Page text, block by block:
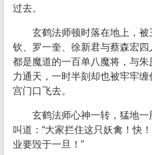
过去。
玄鹤法师顿时落在地上，
钦、罗一奎、徐新君与蔡森宏
都是魔道的一百单八魔将，与
力通天，一时半刻却也被牢牢
宫门口飞去。
玄鹤法师心神一转，猛地
叫道：“大家拦住这只妖禽！快
业要毁于一旦！”